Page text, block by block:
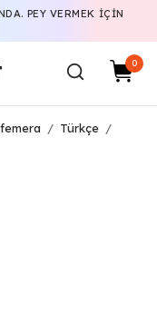
PEY VERMEK IÇIN
0
/ Türkçe /